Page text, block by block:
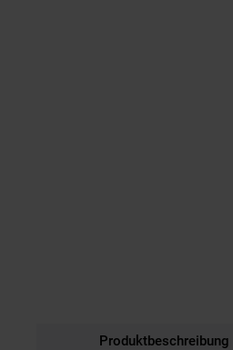
Produktbeschreibung